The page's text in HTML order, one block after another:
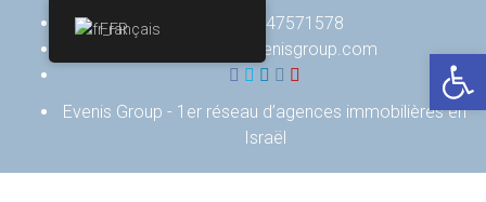
+(972) 747571578
contact@evenisgroup.com
Evenis Group - 1er réseau d’agences immobilières en
Israël
Français